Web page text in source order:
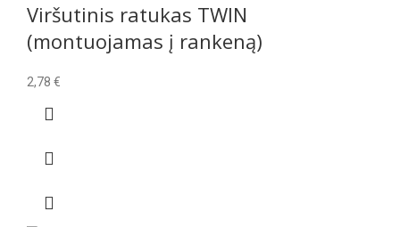
Viršutinis ratukas TWIN
(montuojamas į rankeną)
2,78 €